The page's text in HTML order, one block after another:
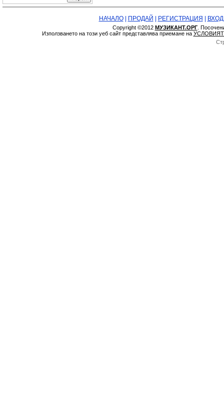
НАЧАЛО| ПРОДАЙ РЕГИСТРАЦИЯ ВХОД
Copyright ©2012 МУЗИКАНТ.ОРГ.
Използването на този уеб сайт представлява приемане на